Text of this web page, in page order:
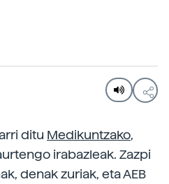
ditu Medikuntzako,
irabazleak. Zazpi
denak zuriak, eta AEB